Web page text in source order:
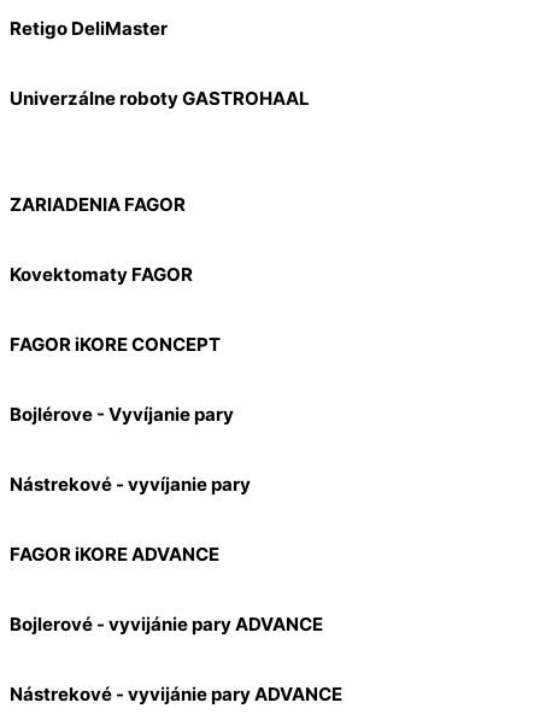
Retigo DeliMaster
Univerzálne roboty GASTROHAAL
ZARIADENIA FAGOR
Kovektomaty FAGOR
FAGOR iKORE CONCEPT
Bojlérove - Vyvíjanie pary
Nástrekové - vyvíjanie pary
FAGOR iKORE ADVANCE
Bojlerové - vyvijánie pary ADVANCE
Nástrekové - vyvijánie pary ADVANCE